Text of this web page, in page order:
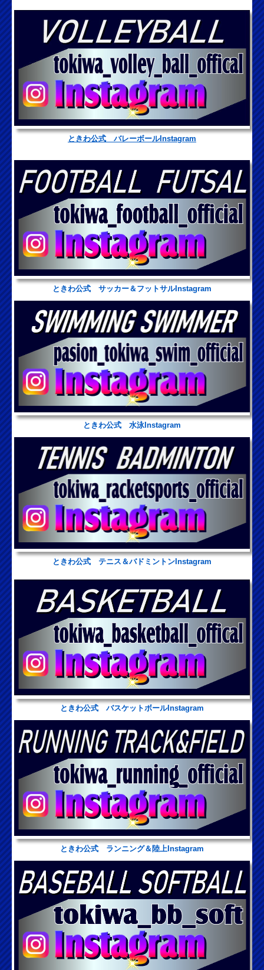
ときわ公式 バレーボールInstagram
ときわ公式 サッカー＆フットサルInstagram
ときわ公式 水泳Instagram
ときわ公式 テニス＆バドミントンInstagram
ときわ公式 バスケットボールInstagram
ときわ公式 ランニング＆陸上Instagram